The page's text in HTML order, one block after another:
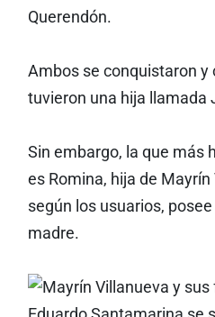
Querendón.
Ambos se conquistaron
tuvieron una hija llamada
Sin embargo, la que más
es Romina, hija de
según los usuarios,
madre.